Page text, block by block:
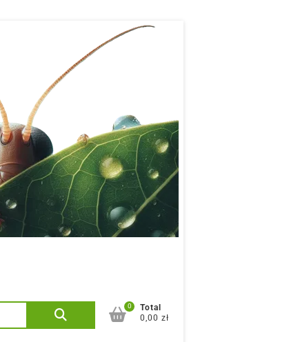
Szukaj: 0
Total
0,00 zł